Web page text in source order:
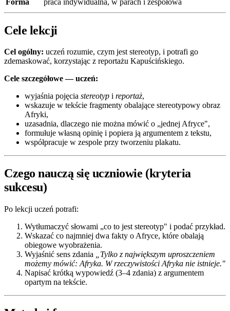
Cele lekcji
Cel ogólny: uczeń rozumie, czym jest stereotyp, i potrafi go
zdemaskować, korzystając z reportażu Kapuścińskiego.
Cele szczegółowe — uczeń:
wyjaśnia pojęcia stereotyp i reportaż,
wskazuje w tekście fragmenty obalające stereotypowy obraz
Afryki,
uzasadnia, dlaczego nie można mówić o „jednej Afryce",
formułuje własną opinię i popiera ją argumentem z tekstu,
współpracuje w zespole przy tworzeniu plakatu.
Czego nauczą się uczniowie (kryteria
sukcesu)
Po lekcji uczeń potrafi:
Wytłumaczyć słowami „co to jest stereotyp" i podać przykład.
Wskazać co najmniej dwa fakty o Afryce, które obalają
obiegowe wyobrażenia.
Wyjaśnić sens zdania
„Tylko z największym uproszczeniem
możemy mówić: Afryka. W rzeczywistości Afryka nie istnieje."
Napisać krótką wypowiedź (3–4 zdania) z argumentem
opartym na tekście.